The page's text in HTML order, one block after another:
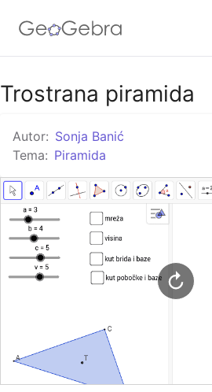
Google Classroom
GeoGebra Razred
Prijavi se
Trostrana piramida
Autor: Sonja Banić
Tema: Piramida